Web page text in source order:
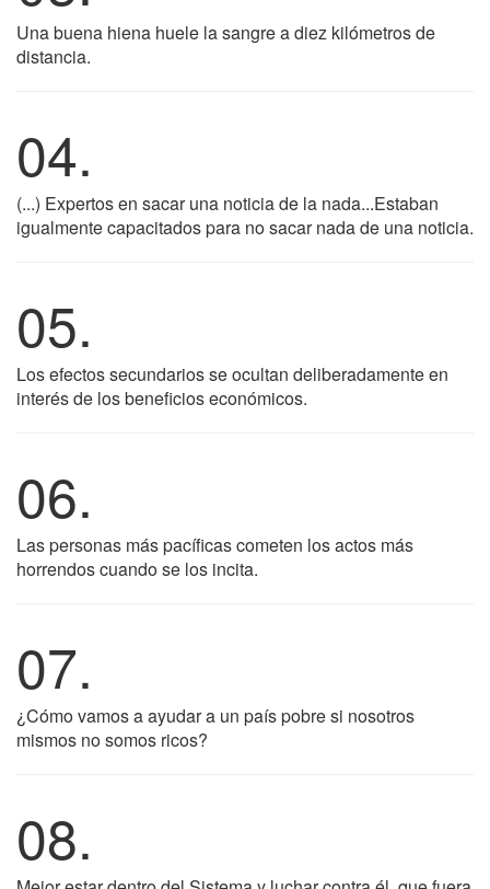
Una buena hiena huele la sangre a diez kilómetros de
distancia.
04.
(...) Expertos en sacar una noticia de la nada...Estaban
igualmente capacitados para no sacar nada de una noticia.
05.
Los efectos secundarios se ocultan deliberadamente en
interés de los beneficios económicos.
06.
Las personas más pacíficas cometen los actos más
horrendos cuando se los incita.
07.
¿Cómo vamos a ayudar a un país pobre si nosotros
mismos no somos ricos?
08.